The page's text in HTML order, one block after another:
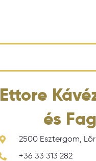
Ettore
és
2500 Esztergom,
+36 33 313 282